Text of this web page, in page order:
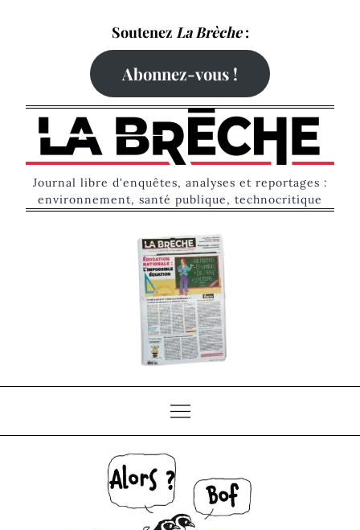
Soutenez La Brèche:
Abonnez-vous !
Journal libre d'enquêtes, analyses et reportages :
environnement, santé publique, technocritique